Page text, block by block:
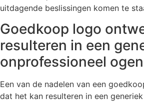
uitdagende beslissingen komen te
Goedkoop logo
resulteren in een
onprofessioneel
Een van de nadelen van een
dat het kan resulteren in een